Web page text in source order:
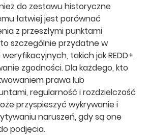
do zestawu historyczne
łatwiej jest porównać
z przeszłymi punktami
szczególnie przydatne w
takich jak REDD+,
zgodności. Dla każdego, kto
prawa lub
regularność i rozdzielczość
przyspieszyć wykrywanie i
naruszeń, gdy są one
podjęcia.